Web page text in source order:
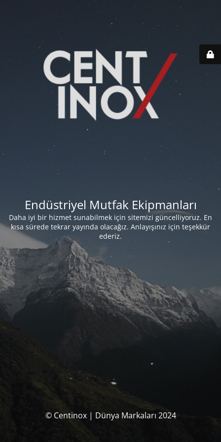
Endüstriyel Mutfak Ekipmanları
Daha iyi bir hizmet sunabilmek için sitemizi güncelliyoruz. En
kısa sürede tekrar yayında olacağız. Anlayışınız için teşekkür
ederiz.
© Centinox | Dünya Markaları 2024